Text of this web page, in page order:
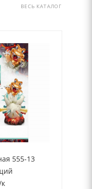
ВЕСЬ КАТАЛОГ
555-13